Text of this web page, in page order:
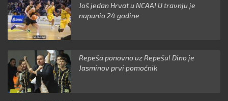
Još jedan Hrvat u NCAA! U travnju je
napunio 24 godine
Repeša ponovno uz Repešu! Dino je
Jasminov prvi pomoćnik